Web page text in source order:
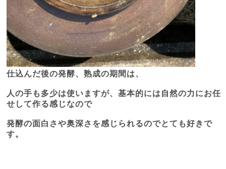
仕込んだ後の発酵、熟成の期間は、
人の手も多少は使いますが、基本的には自然の力にお任
せして作る感じなので
発酵の面白さや奥深さを感じられるのでとても好きで
す。